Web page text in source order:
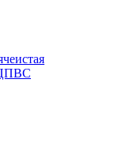
ЦПВС